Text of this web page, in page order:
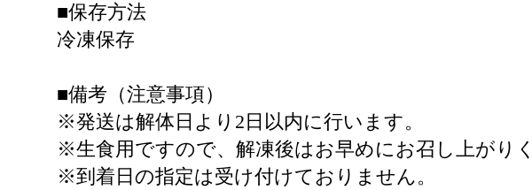
■保存方法
冷凍保存
■備考（注意事項）
※発送は解体日より2日以内に行います。
※生食用ですので、解凍後はお早めにお召し上がり
※到着日の指定は受け付けておりません。